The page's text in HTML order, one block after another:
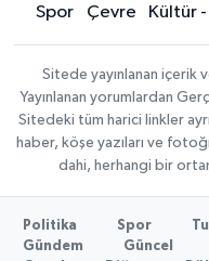
Spor
Çevre Kültür
Sitede yayınlanan içerik
Yayınlanan yorumlardan
Sitedeki tüm harici linkler
haber, köşe yazıları ve
dahi, herhangi bir
Politika Spor
Gündem
Güncel